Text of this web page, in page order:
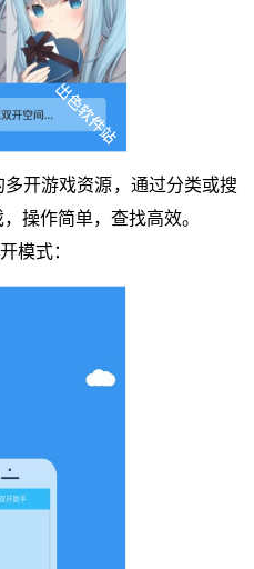
开游戏资源，通过分类或搜
操作简单，查找高效。
模式：